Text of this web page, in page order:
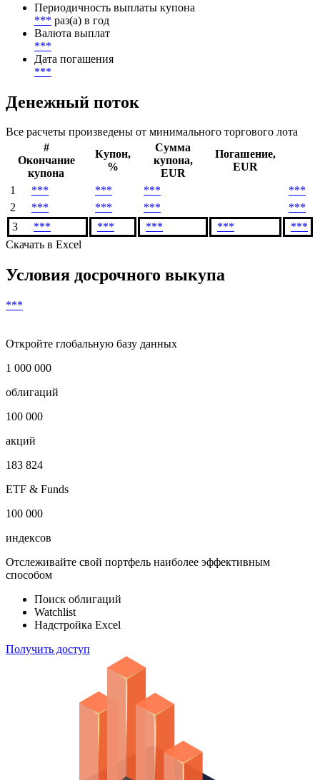
Начало начисления купонов
***
Периодичность выплаты купона
***
Дата погашения
Денежный поток
Все расчеты произведены от минимального торгового лота
#
Окончание
купона
Купон,
%
Сумма
купона,
EUR
EUR
1
*** *** ***
***
3
*** *** *** ***
Откройте глобальную базу данных
1 000 000
облигаций
100 000
акций
183 824
ETF & Funds
100 000
Отслеживайте свой портфель наиболее эффективным
способом
Поиск облигаций
Надстройка Excel
Получить доступ